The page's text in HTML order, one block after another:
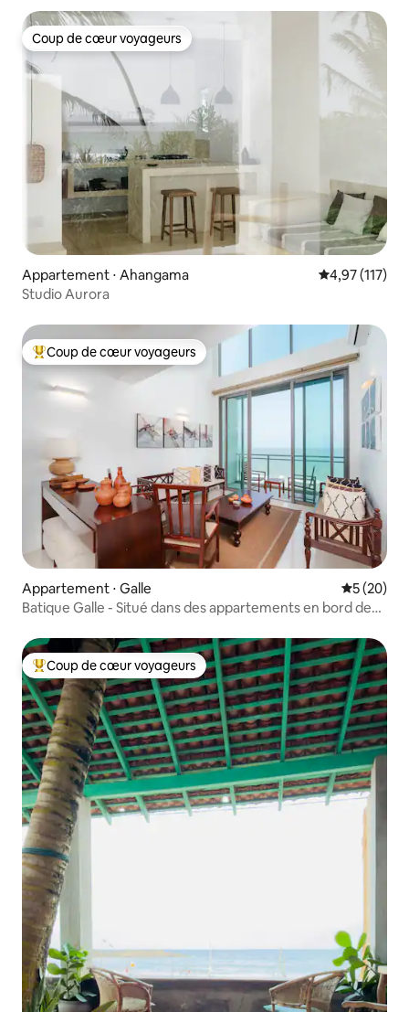
Coup de cœur voyageurs
Coup de cœur voyageurs
Appartement ⋅ Ahangama Évaluation
4,97 (117)
Studio Aurora
Coups de cœur voyageurs les plus appréciés
Coup de cœur voyageurs
Appartement ⋅ Galle
5 (20)
Batique Galle - Situé dans des appartements en bord de
Coups de cœur voyageurs les plus appréciés
Coup de cœur voyageurs